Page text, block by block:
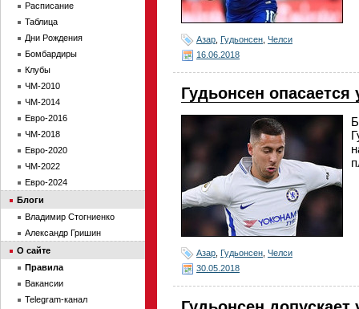
Азар Гудьонсен Челси
16.06.2018
Гудьонсен
Азар Гудьонсен Челси
30.05.2018
Расписание
Таблица
Дни Рождения
Бомбардиры
Клубы
ЧМ-2010
ЧМ-2014
Евро-2016
ЧМ-2018
Евро-2020
ЧМ-2022
Евро-2024
Блоги
Владимир Стогниенко
Александр Гришин
О сайте
Правила
Вакансии
Telegram-канал